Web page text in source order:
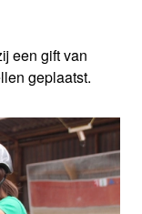
een gift van
geplaatst.